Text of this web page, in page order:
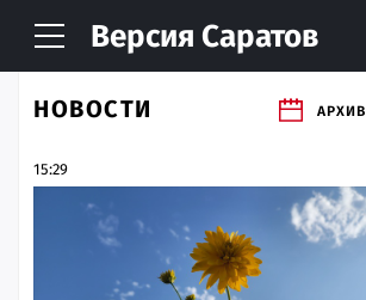
Версия Саратов
НОВОСТИ АРХИВ
15:29